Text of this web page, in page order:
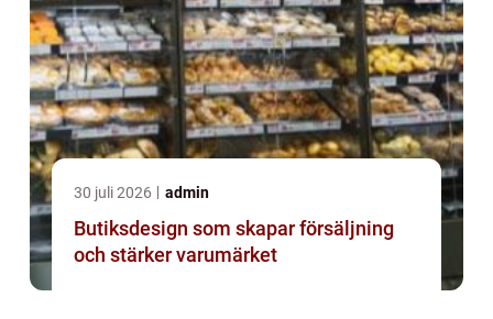
30 juli 2026 admin
Butiksdesign som skapar försäljning
och stärker varumärket